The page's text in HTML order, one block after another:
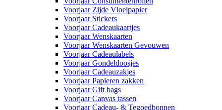
Voorjaar Zijde Vloeipapier
Voorjaar Stickers
Voorjaar Cadeaukaartjes
Voorjaar Wenskaarten
Voorjaar Wenskaarten Gevouwen
Voorjaar Cadeaulabels
Voorjaar Gondeldoosjes
Voorjaar Cadeauzakjes
Voorjaar Papieren zakken
Voorjaar Gift bags
Voorjaar Canvas tassen
Voorjaar Cadeau- & Tegoedbonnen